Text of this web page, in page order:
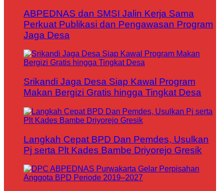
ABPEDNAS dan SMSI Jalin Kerja Sama
Perkuat Publikasi dan Pengawasan Program
Jaga Desa
Srikandi Jaga Desa Siap Kawal Program
Makan Bergizi Gratis hingga Tingkat Desa
Langkah Cepat BPD Dan Pemdes, Usulkan
Pj serta Plt Kades Bambe Driyorejo Gresik